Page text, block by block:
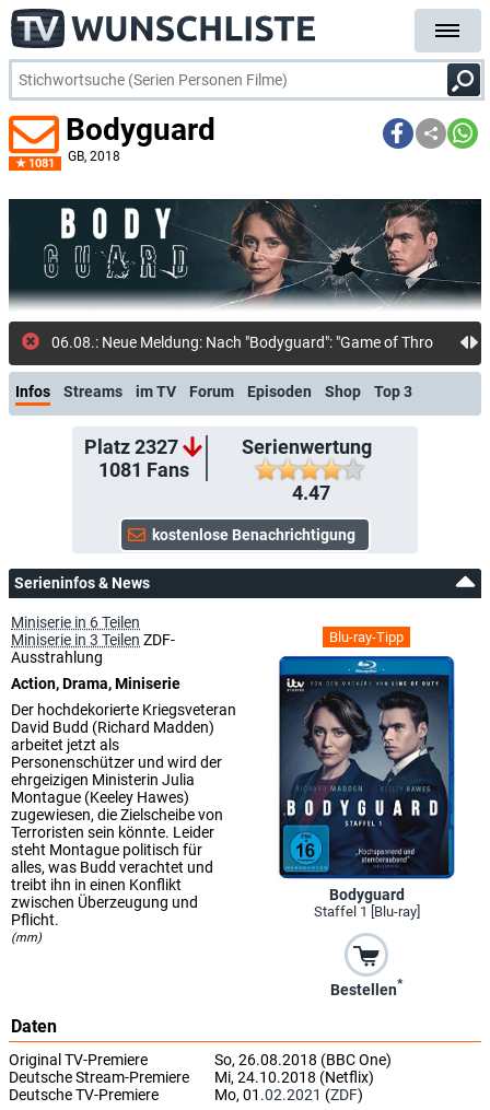
1081
Bodyguard
GB, 2018
Infos Streams im TV Forum Episoden Shop Top 3
Platz 2327
1081 Fans
Serienwertung
4.47
Serieninfos & News
Blu-ray-Tipp
Bodyguard
Staffel 1 [Blu-ray]
Bestellen*
Miniserie in 6 Teilen
Miniserie in 3 Teilen ZDF-
Ausstrahlung
Action, Drama, Miniserie
Der hochdekorierte Kriegsveteran
David Budd (Richard Madden)
arbeitet jetzt als
Personenschützer und wird der
ehrgeizigen Ministerin Julia
Montague (Keeley Hawes)
zugewiesen, die Zielscheibe von
Terroristen sein könnte. Leider
steht Montague politisch für
alles, was Budd verachtet und
treibt ihn in einen Konflikt
zwischen Überzeugung und
Pflicht.
(mm)
Daten
Original TV-Premiere
So, 26.08.2018 (BBC One)
Deutsche Stream-Premiere
Mi, 24.10.2018 (Netflix)
Deutsche TV-Premiere
Mo, 01.02.2021 (ZDF)